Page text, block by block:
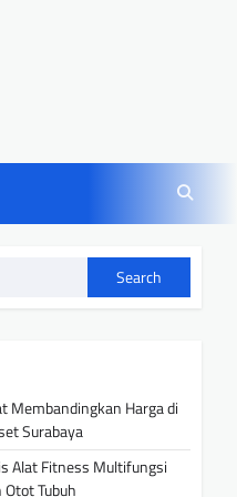
Search
Membandingkan Harga di
Surabaya
Alat Fitness Multifungsi
Tubuh